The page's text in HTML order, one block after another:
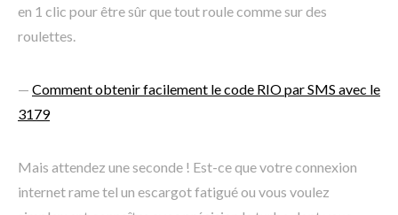
en 1 clic pour être sûr que tout roule comme sur des
roulettes.
— Comment obtenir facilement le code RIO par SMS avec le
3179
Mais attendez une seconde ! Est-ce que votre connexion
internet rame tel un escargot fatigué ou vous voulez